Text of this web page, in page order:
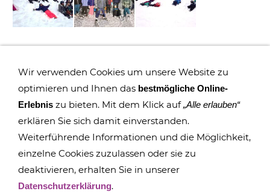
IMPRESSUM COOKIES
SUCHEN
Wir verwenden Cookies um unsere Website zu
optimieren und Ihnen das bestmögliche Online-
Erlebnis zu bieten. Mit dem Klick auf„Alle erlauben“
erklären Sie sich damit einverstanden.
Weiterführende Informationen und die Möglichkeit,
einzelne Cookies zuzulassen oder sie zu
deaktivieren, erhalten Sie in unserer
Datenschutzerklärung.